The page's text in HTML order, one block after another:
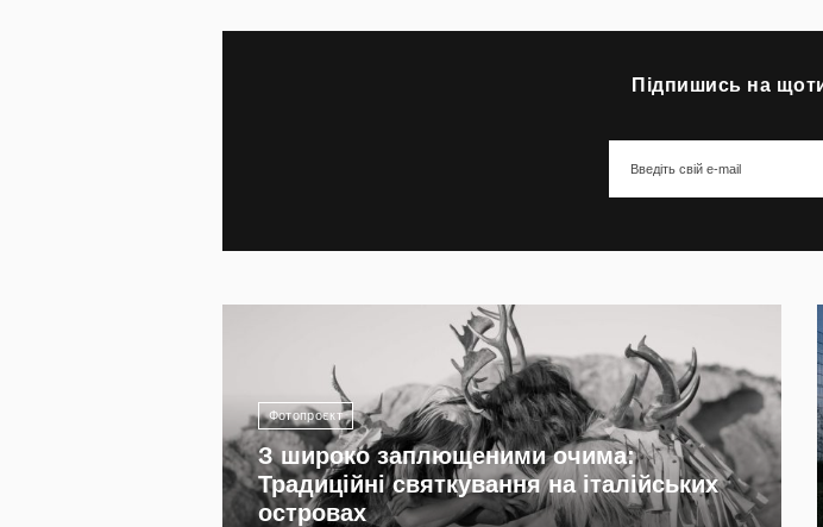
Підпишись на
Фотопроєкт
З широко заплющеними очима:
Традиційні святкування на італійських
островах